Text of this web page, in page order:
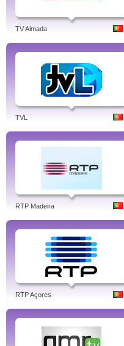
TV Almada
TVL
RTP Madeira
RTP Açores